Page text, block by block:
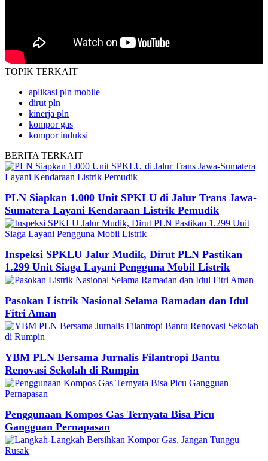
TOPIK TERKAIT
aplikasi pln mobile
dirut pln
kinerja pln
kompor gas
kompor induksi
BERITA TERKAIT
PLN Siapkan 1.000 Unit SPKLU di Jalur Trans Jawa-
Sumatera Layani Kendaraan Listrik Pemudik
Inspeksi SPKLU Jalur Mudik, Dirut PLN Pastikan
1.299 Unit Siaga Layani Pengguna Mobil Listrik
Pasokan Listrik Nasional Selama Ramadan dan Idul
Fitri Aman
YBM PLN Bersama Jurnalis Filantropi Bantu
Renovasi Sekolah di Rumpin
Penggunaan Kompos Gas Ternyata Bisa Picu
Gangguan Pernapasan